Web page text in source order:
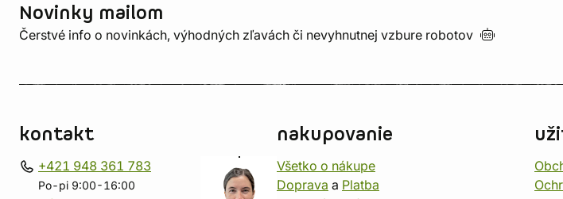
Novinky mailom
Čerstvé info o novinkách, výhodných zľavách či nevyhnutnej vzbure robotov
kontakt
+421 948 361 783
Po-pi 9:00-16:00
nakupovanie
Všetko o nákupe
Doprava a Platba